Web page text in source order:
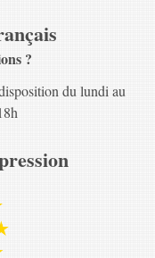
?
du lundi au